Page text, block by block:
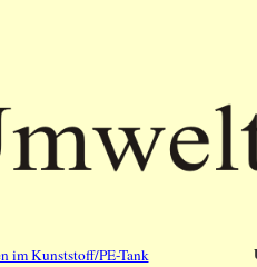
im Kunststoff/PE-Tank